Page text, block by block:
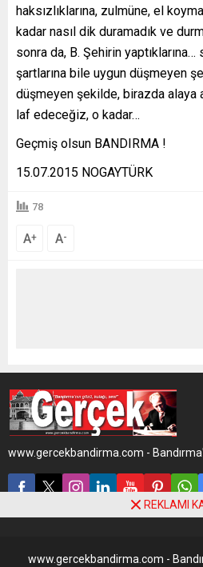
haksızlıklarına, zulmüne, el
kadar nasıl dik duramadık ve
sonra da, B. Şehirin
şartlarına bile uygun düşmeyen
düşmeyen şekilde, birazda alaya
laf edeceğiz, o kadar…
Geçmiş olsun BANDIRMA !
15.07.2015 NOGAYTÜRK
78
A+ A-
www.gercekbandirma.com -
www.gercekbandirma.com -
REKLAMI